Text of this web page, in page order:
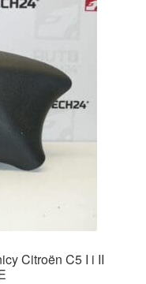
Citroën C5 I i II